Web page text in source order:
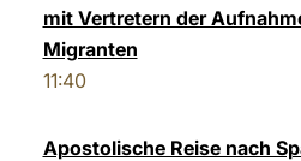
mit Vertretern der
Migranten
11:40
Apostolische Reise nach